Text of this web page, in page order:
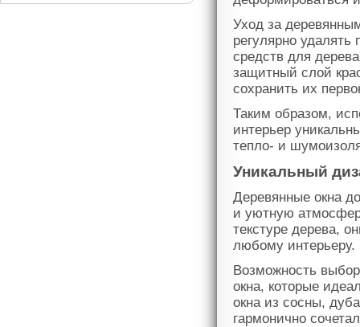
Уход за
регулярно
средств для
защитный слой
сохранить их
Таким образом,
интерьер
тепло- и
Уникальный
Деревянные окна
и уютную
текстуре дерева,
любому интерьеру.
Возможность
окна, которые
окна из сосны,
гармонично